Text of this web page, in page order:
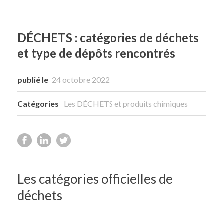
DÉCHETS : catégories de déchets
et type de dépôts rencontrés
publié le 24 octobre 2022
Catégories Les DÉCHETS et produits chimiques
Les catégories officielles de
déchets